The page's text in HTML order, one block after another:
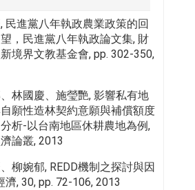
民進黨八年執政農業政策的回
，民進黨八年執政論文集, 財
境界文教基金會, pp. 302-350,
林國慶、施瑩艷, 影響私有地
願性造林契約意願與補償額度
析-以台南地區休耕農地為例,
論叢, 2013
柳婉郁, REDD機制之探討與因
濟, 30, pp. 72-106, 2013